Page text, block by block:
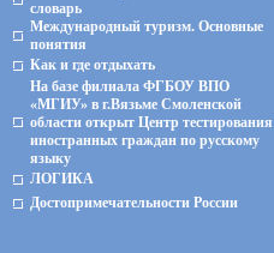
словарь
Международный туризм. Основные
понятия
Как и где отдыхать
На базе филиала ФГБОУ ВПО
«МГИУ» в г.Вязьме Смоленской
области открыт Центр тестирования
иностранных граждан по русскому
языку
ЛОГИКА
Достопримечательности России